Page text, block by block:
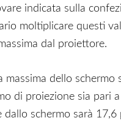
indicata sulla
moltiplicare questi
dal proiettore.
massima dello
di proiezione sia pari
schermo sarà